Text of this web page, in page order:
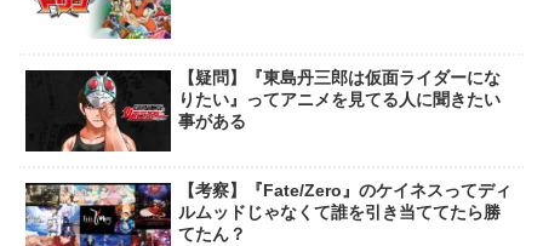
【疑問】『東島丹三郎は仮面ライダーにな
りたい』ってアニメを見てる人に聞きたい
事がある
【考察】『Fate/Zero』のケイネスってディ
ルムッドじゃなくて誰を引き当ててたら勝
てたん？